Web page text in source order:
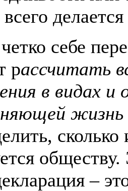
себе
рассчитать
в видах
жизнь
–